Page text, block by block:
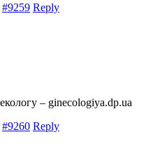
#9259 Reply
– ginecologiya.dp.ua
#9260 Reply